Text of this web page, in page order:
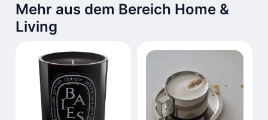
Mehr aus dem Bereich Home &
Living